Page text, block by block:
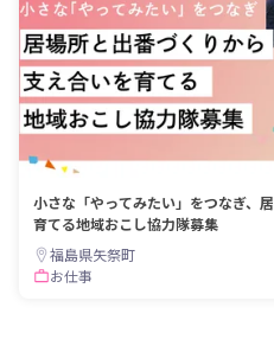
小さな「やってみたい」をつなぎ、
育てる地域おこし協力隊募集
福島県矢祭町
お仕事